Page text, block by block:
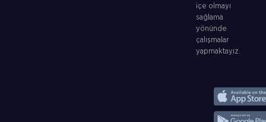
içe olmayı
sağlama
yönünde
çalışmalar
yapmaktayız.